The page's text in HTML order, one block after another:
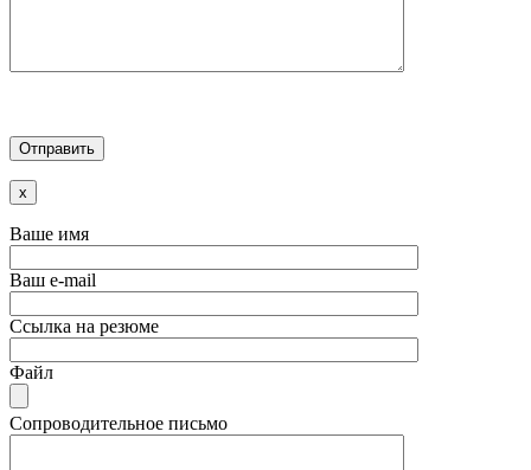
x
Ваше имя
Ваш e-mail
Ссылка на резюме
Файл
Сопроводительное письмо